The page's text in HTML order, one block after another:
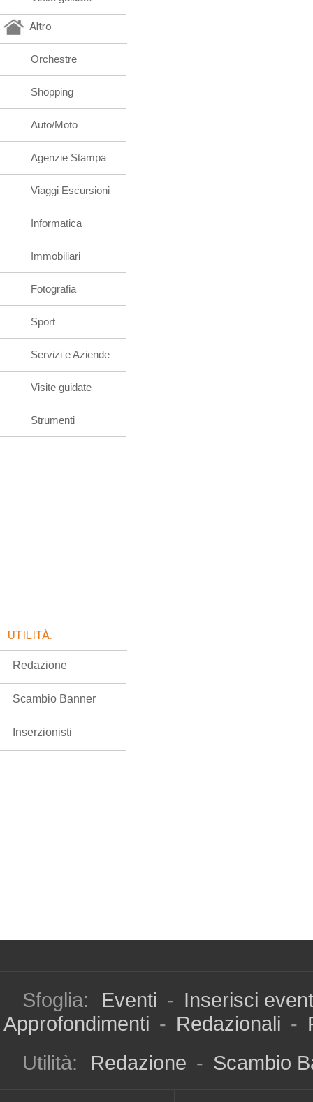
Altro
Orchestre
Shopping
Auto/Moto
Agenzie Stampa
Viaggi Escursioni
Informatica
Immobiliari
Fotografia
Sport
Servizi e Aziende
Visite guidate
Strumenti
UTILITÀ:
Redazione
Scambio Banner
Inserzionisti
Sfoglia: Eventi - Inserisci
Approfondimenti - Redazionali -
Utilità:
Redazione - Scambio